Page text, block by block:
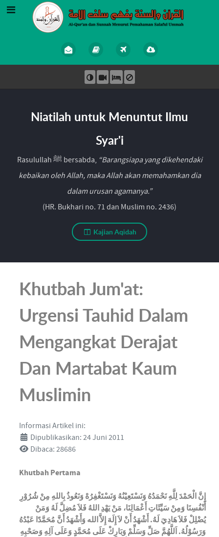
Niatilah untuk Menuntut Ilmu
Syar'i
Rasulullah ﷺ bersabda, “Barangsiapa yang dikehendaki
kebaikan oleh Allah, maka Allah akan memahamkan dia
dalam urusan agamanya.”
(HR. Bukhari no. 71 dan Muslim no. 2436)
Kajian Aqidah
Khutbah Jum'at:
Urgensi Tauhid Dalam
Mengangkat Derajat
Dan Martabat Kaum
Muslimin
Informasi Artikel ini:
Dipublikasikan: 24 Juni 2011
Dibaca: 28686
Khutbah Pertama
إِنَّ الْحَمْدَ لِلَّهِ نَحْمَدُهُ وَنَسْتَعِيْنُهُ وَنَسْتَغْفِرُهْ وَنَعُوذُ بِاللهِ مِنْ شُرُوْرِ
أَنْفُسِنَا وَمِنْ سَيِّئَاتِ أَعْمَالِنَا، مَنْ يَهْدِ اللهُ فَلاَ مُضِلَّ لَهُ وَمَنْ
يُضْلِلْ فَلاَ هَادِيَ لَهُ. أَشْهَدُ أَنْ لاَ إِلَهَ إِلاَّ الله وَأَشْهَدُ أَنَّ مُحَمَّدًا عَبْدُهُ
وَرَسُوْلُهُ. اَللَّهُمَّ صَلِّ وَسَلِّمْ وَبَارِكْ عَلَى مُحَمَّدٍ وَعَلَى آلِهِ وَصَحْبِهِ